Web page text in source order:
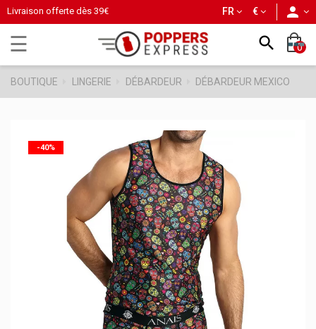
Livraison offerte dès 39€ €
FR
Basculer
la
navigation
☰  0
BOUTIQUE LINGERIE DÉBARDEUR DÉBARDEUR MEXICO
-40%